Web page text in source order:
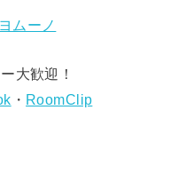
ヨムーノ
大歓迎！
・ RoomClip